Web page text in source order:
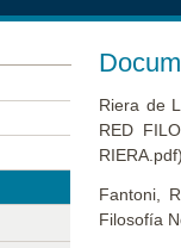
Riera de
RED
RIERA.pdf)
Fantoni,
Filosofía